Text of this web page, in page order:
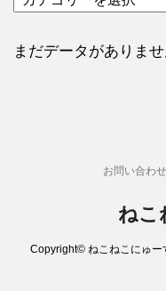
テ
リ
まだデータがありませ
お問い合わせ
ねこ
Copyright© ねこねこにゅ